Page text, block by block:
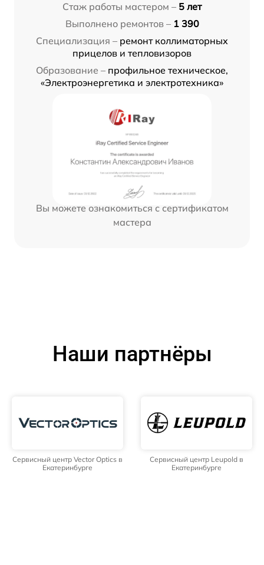
Стаж работы мастером – 5 лет
Выполнено ремонтов – 1 390
Специализация – ремонт коллиматорных
прицелов и тепловизоров
Образование – профильное техническое,
«Электроэнергетика и электротехника»
Вы можете ознакомиться с сертификатом
мастера
Наши партнёры
Сервисный центр Vector Optics в
Екатеринбурге
Сервисный центр Leupold в
Екатеринбурге